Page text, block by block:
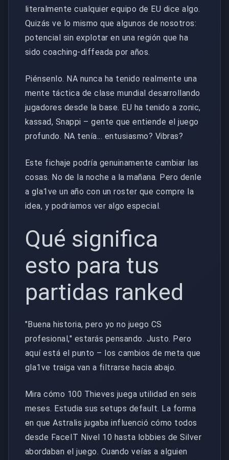
literalmente cualquier equipo de EU dice algo.
Quizás ve lo mismo que algunos de nosotros:
potencial sin explotar en una región que ha
sido coaching-diffeada por años.
Piénsenlo. NA nunca ha tenido realmente una
mente táctica de clase mundial desarrollando
jugadores desde la base. EU ha tenido a zonic,
kassad, Snappi – gente que entiende el juego
profundo. NA tenía... entusiasmo? Vibras?
Este fichaje podría genuinamente cambiar las
cosas. No de la noche a la mañana. Pero denle
a gla1ve un año con un roster que compre la
idea, y podríamos ver algo especial.
Qué significa
esto para tus
partidas ranked
"Buena historia, pero yo no juego CS
profesional," estarás pensando. Justo. Pero
aquí está el punto – los cambios de meta que
gla1ve traiga van a filtrarse hacia abajo.
Mira cómo 100 Thieves juega utilidad en seis
meses. Estudia sus setups default. La forma
en que Astralis jugaba influenció cómo todos
desde FaceIT Nivel 10 hasta lobbies de Silver
abordaban el juego. Cuando veías a alguien